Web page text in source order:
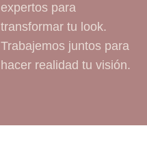
expertos para
transformar tu look.
Trabajemos juntos para
hacer realidad tu visión.